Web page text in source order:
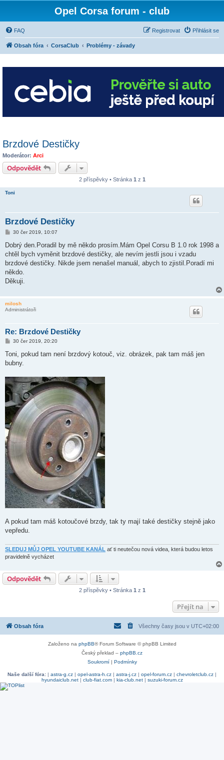
Opel Corsa forum - club
FAQ Přihlásit se
Registrovat
Obsah fóra CorsaClub Problémy - závady
Brzdové Destičky
Moderátor: Arci
Odpovědět
2 příspěvky • Stránka 1 z 1
Toni
Brzdové Destičky
P
í
p
ě
e
k
30 čer 2019, 10:07
Dobrý den.Poradil by mě někdo prosím.Mám Opel Corsu B 1.0 rok 1998 a
chtěl bych vyměnit brzdové destičky, ale nevím jestli jsou i vzadu
brzdové destičky. Nikde jsem nenašel manuál, abych to zjistil.Poradí mi
někdo.
Děkuji.
milosh
Administrátoři
Re: Brzdové Destičky
P
í
p
v
e
k
30 čer 2019, 20:20
Toni, pokud tam není brzdový kotouč, viz. obrázek, pak tam máš jen
bubny.
A pokud tam máš kotoučové brzdy, tak ty mají také destičky stejně jako
vepředu.
SLEDUJ MŮJ OPEL YOUTUBE KANÁL ať ti neutečou nová videa, která budou letos
pravidelně vycházet
Odpovědět
2 příspěvky • Stránka 1 z 1
Přejít na
Obsah fóra Všechny časy jsou v UTC+02:00
Založeno na phpBB® Forum Software © phpBB Limited
Český překlad – phpBB.cz
Soukromí| Podmínky
Naše další fóra: | astra-g.cz | opel-astra-h.cz | astra-j.cz | opel-forum.cz | chevroletclub.cz |
hyundaiclub.net| club-fiat.com| kia-club.net| suzuki-forum.cz